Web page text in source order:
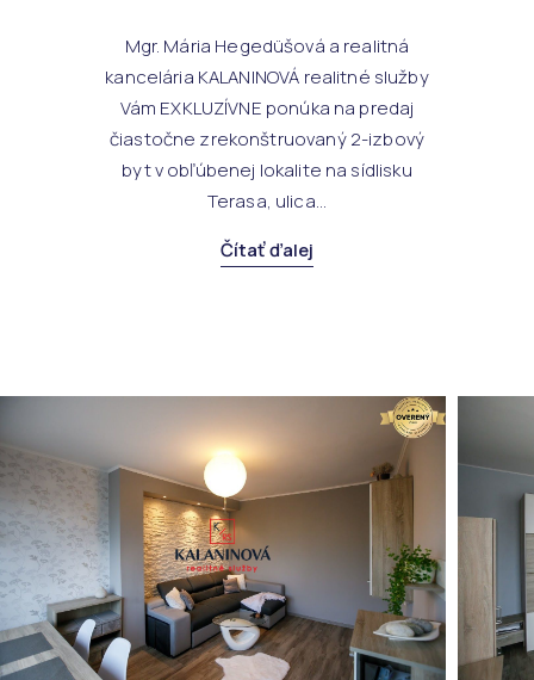
Mgr. Mária Hegedüšová a realitná
kancelária KALANINOVÁ realitné služby
Vám EXKLUZÍVNE ponúka na predaj
čiastočne zrekonštruovaný 2-izbový
byt v obľúbenej lokalite na sídlisku
Terasa, ulica...
Čítať ďalej